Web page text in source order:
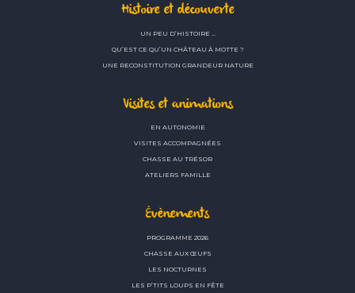
Histoire et découverte
UN PEU D’HISTOIRE …
QU’EST CE QU’UN CHÂTEAU À MOTTE ?
UNE RECONSTITUTION GRANDEUR NATURE
Visites et animations
EN AUTONOMIE
VISITES ACCOMPAGNÉES
CHASSE AU TRÉSOR
ATELIERS FAMILLE
Évènements
PROGRAMME 2026
CHASSE AUX ŒUFS
LES NOCTURNES
LES P’TITS LOUPS EN FÊTE